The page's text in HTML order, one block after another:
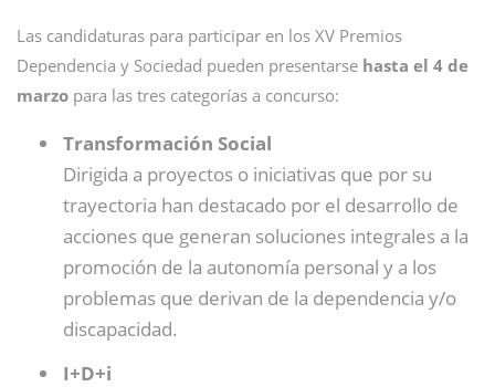
Las candidaturas para participar en los XV Premios
Dependencia y Sociedad pueden presentarse hasta el 4 de
marzo para las tres categorías a concurso:
Transformación Social
Dirigida a proyectos o iniciativas que por su
trayectoria han destacado por el desarrollo de
acciones que generan soluciones integrales a la
promoción de la autonomía personal y a los
problemas que derivan de la dependencia y/o
discapacidad.
I+D+i